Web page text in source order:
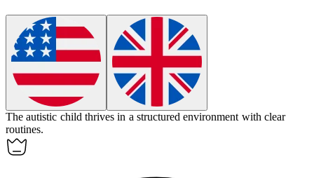
Theautistic child thrives in a structured environment with clear
routines.